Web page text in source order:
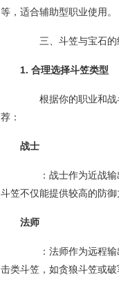
等，适合辅助型职业使用。
三、斗笠与宝石的
1. 合理选择斗笠类型
根据你的职业和战
荐：
战士
：战士作为近战输
斗笠不仅能提供较高的防
法师
：法师作为远程输
击类斗笠，如贪狼斗笠或